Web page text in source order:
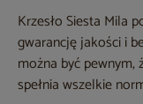
Krzesło Siesta Mila
gwarancję jakości i
można być pewnym,
spełnia wszelkie